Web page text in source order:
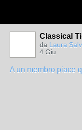
Classical
da Laura
4 Giu
A un membro piace